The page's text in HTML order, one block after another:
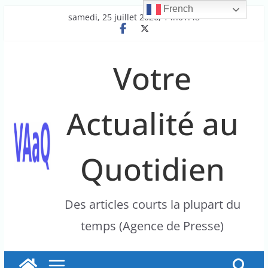
samedi, 25 juillet 2026, 14h01:48
Votre
Actualité au
Quotidien
Des articles courts la plupart du
temps (Agence de Presse)
French